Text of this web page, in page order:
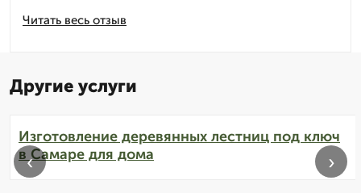
Читать весь отзыв
Другие услуги
Изготовление деревянных лестниц под ключ
в Самаре для дома
‹ ›